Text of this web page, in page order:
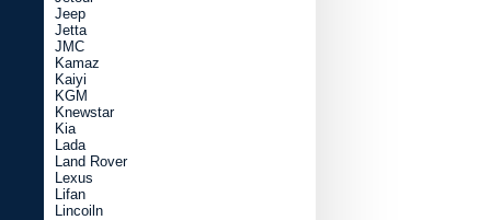
Jeep
Jetta
JMC
Kamaz
Kaiyi
KGM
Knewstar
Kia
Lada
Land Rover
Lexus
Lifan
Lincoiln